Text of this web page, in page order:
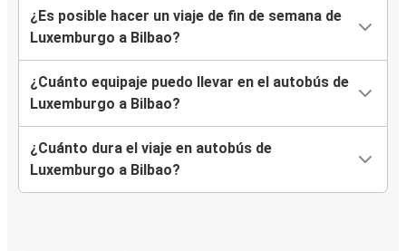
¿Es posible hacer un viaje de fin de semana de
Luxemburgo a Bilbao?
¿Cuánto equipaje puedo llevar en el autobús de
Luxemburgo a Bilbao?
¿Cuánto dura el viaje en autobús de
Luxemburgo a Bilbao?